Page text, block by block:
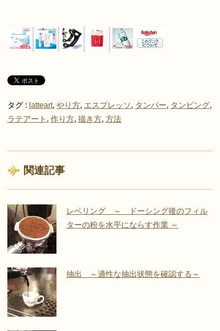
タグ : latteart, やり方, エスプレッソ, タンパー, タンピング,
ラテアート , 作り方, 描き方, 方法
関連記事
レベリング ～ ドーシング後のフィル
ターの粉を水平にならす作業 ～
抽出 ～適性な抽出状態を確認する～